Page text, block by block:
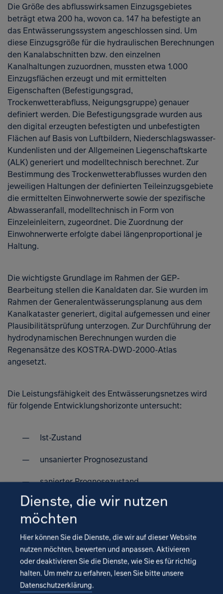
Die Größe des abflusswirksamen Einzugsgebietes
beträgt etwa 200 ha, wovon ca. 147 ha befestigte an
das Entwässerungssystem angeschlossen sind. Um
diese Einzugsgröße für die hydraulischen Berechnungen
den Kanalabschnitten bzw. den einzelnen
Kanalhaltungen zuzuordnen, mussten etwa 1.000
Einzugsflächen erzeugt und mit ermittelten
Eigenschaften (Befestigungsgrad,
Trockenwetterabfluss, Neigungsgruppe) genauer
definiert werden. Die Befestigungsgrade wurden aus
den digital erzeugten befestigten und unbefestigten
Flächen auf Basis von Luftbildern, Niederschlagswasser-
Kundenlisten und der Allgemeinen Liegenschaftskarte
(ALK) generiert und modelltechnisch berechnet. Zur
Bestimmung des Trockenwetterabflusses wurden den
jeweiligen Haltungen der definierten Teileinzugsgebiete
die ermittelten Einwohnerwerte sowie der spezifische
Abwasseranfall, modelltechnisch in Form von
Einzeleinleitern, zugeordnet. Die Zuordnung der
Einwohnerwerte erfolgte dabei längenproportional je
Haltung.
Die wichtigste Grundlage im Rahmen der GEP-
Bearbeitung stellen die Kanaldaten dar. Sie wurden im
Rahmen der Generalentwässerungsplanung aus dem
Kanalkataster generiert, digital aufgemessen und einer
Plausibilitätsprüfung unterzogen. Zur Durchführung der
hydrodynamischen Berechnungen wurden die
Regenansätze des KOSTRA-DWD-2000-Atlas
angesetzt.
Die Leistungsfähigkeit des Entwässerungsnetzes wird
für folgende Entwicklungshorizonte untersucht:
Ist-Zustand
unsanierter Prognosezustand
sanierter Prognosezustand
Zur Überprüfung der hydraulischen Berechnungen an
ausgewählten Punkten bzw. zur Kalibrierung der
Modellparameter für die Simulation wird eine
kombinierte Niederschlags-Abfluss-Messung
durchgeführt. Im Rahmen der ersten Bearbeitungsstufe
wurden die hydraulischen Problembereiche und deren
Ursachen im gegenwärtigen Netz ausgewertet und
Dienste, die wir nutzen
möchten
Hier können Sie die Dienste, die wir auf dieser Website
nutzen möchten, bewerten und anpassen. Aktivieren
oder deaktivieren Sie die Dienste, wie Sie es für richtig
halten. Um mehr zu erfahren, lesen Sie bitte unsere
Datenschutzerklärung.